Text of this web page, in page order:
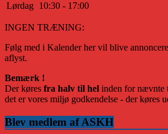
Lørdag 10:30 - 17:00
INGEN TRÆNING:
Følg med i Kalender her vil blive
aflyst.
Bemærk !
Der køres fra halv til hel inden for nævnte
det er vores miljø godkendelse - der køres
Blev medlem af ASKH